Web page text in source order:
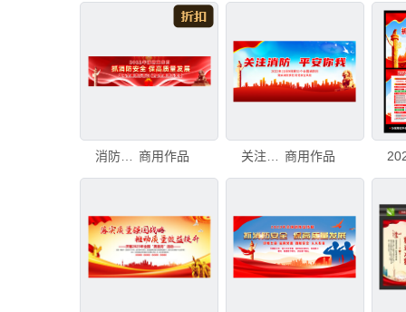
商用作品 商用作品